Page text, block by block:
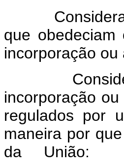
que obedeciam
incorporação
incorporação
regulados por
maneira por
da União: